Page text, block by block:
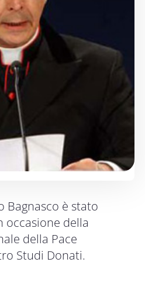
Bagnasco è stato
occasione della
della Pace
Studi Donati.